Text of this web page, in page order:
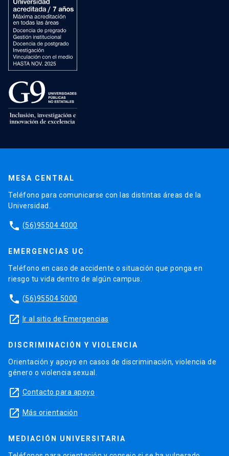
MESA CENTRAL
Teléfono para comunicarse con las distintas áreas de la
Universidad.
phone (56)95504 4000
EMERGENCIAS UC
Teléfono en caso de accidente o situación que ponga en
riesgo tu vida dentro de algún campus.
phone (56)95504 5000
launch Ir al sitio de Emergencias
DISCRIMINACIÓN Y VIOLENCIA
Orientación y apoyo en casos de discriminación, violencia de
género o violencia sexual.
launch Contacto para apoyo
launch Más orientación
MEDIACIÓN UNIVERSITARIA